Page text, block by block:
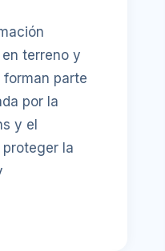
terreno y
parte
por la
y el
proteger la